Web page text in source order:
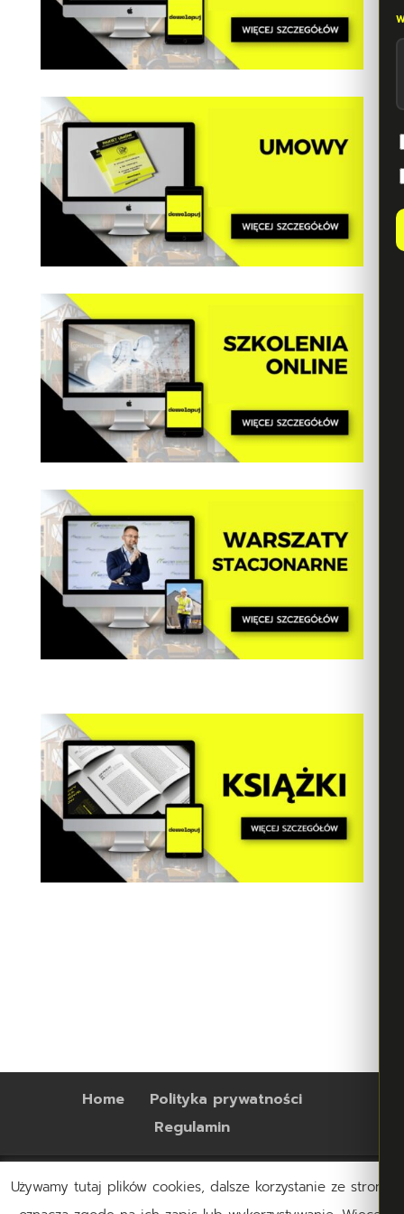
Home
Polityka prywatności
Regulamin
Używamy tutaj plików cookies, dalsze korzystanie ze strony,